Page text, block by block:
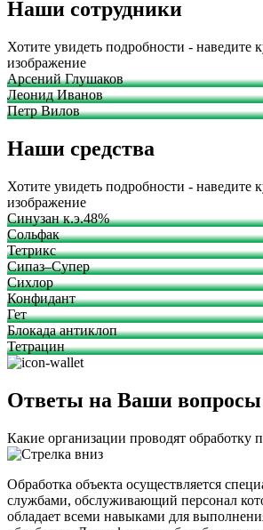
Наши сотрудники
Хотите увидеть подробности - наведите
изображение
Арсений Глушаков
Леонид Иванов
Петр Вилов
Наши средства
Хотите увидеть подробности - наведите
изображение
Синузан к.э.48%
Сольфак
Тетрикс
Сипаз–Супер
Сихлор
Конфидант
Гет
Блокада антиклоп
Тетрацин
Ответы на Ваши вопросы
Какие организации проводят обработку
Обработка объекта осуществляется
службами, обслуживающий персонал
обладает всеми навыками для